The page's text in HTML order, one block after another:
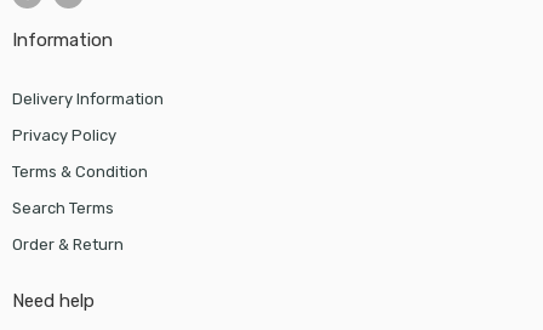
Information
Delivery Information
Privacy Policy
Terms & Condition
Search Terms
Order & Return
Need help